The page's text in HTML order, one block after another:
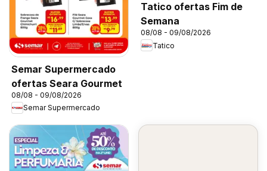
Semar Supermercado
ofertas Seara Gourmet
08/08 - 09/08/2026
Semar Supermercado
Tatico ofertas Fim de
Semana
08/08 - 09/08/2026
Tatico